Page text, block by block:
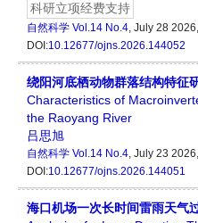
科研立项经费支持
自然科学 Vol.14 No.4, July 28 2026,
DOI:10.12677/ojns.2026.144052
绕阳河底栖动物群落结构特征
Characteristics of
the Raoyang River
吕思旭
自然科学 Vol.14 No.4, July 23 2026,
DOI:10.12677/ojns.2026.144051
海口机场一次长时间雷雨天气